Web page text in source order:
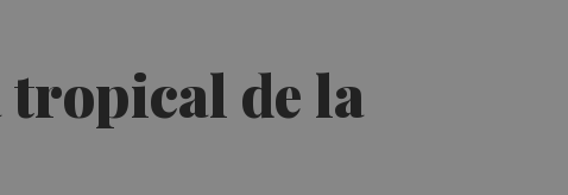
tropical de la